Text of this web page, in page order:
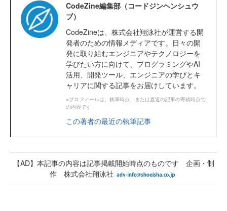
CodeZine編集部（コードジンヘンシュウ
ブ）
CodeZineは、株式会社翔泳社が運営する開
発者のための情報メディアです。日々の開
発に取り組むエンジニアやテクノロジーを
学びたい方に向けて、プログラミングやAI
活用、開発ツール、エンジニアの学びとキ
ャリアに関する記事をお届けしています。
※プロフィールは、執筆時点、または直近の記事の寄稿時点で
の内容です
この著者の最近の執筆記事
【AD】本記事の内容は記事掲載開始時点のものです 企画・制
作 株式会社翔泳社